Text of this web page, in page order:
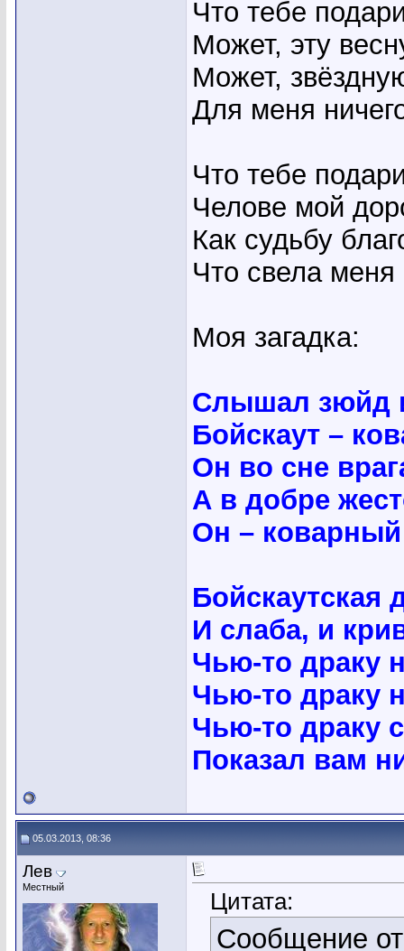
Что тебе
Может, эту
Может,
Для меня
Что тебе
Челове мой
Как судьбу
Что свела меня
Моя загадка:
Слышал зюйд
Бойскаут –
Он во сне
А в добре
Он –
Бойскаутская
И слаба, и
Чью-то драку
Чью-то драку
Чью-то драку
Показал вам
05.03.2013, 08:36
Лев
Местный
Цитата:
Сообщение